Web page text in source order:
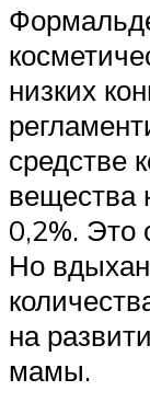
низких
средстве
вещества
0,2%. Это
Но
на
мамы.